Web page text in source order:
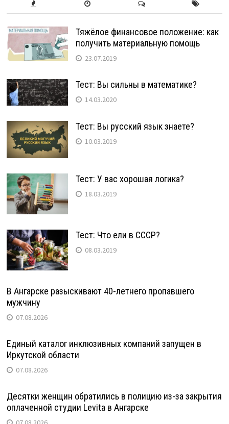
Тяжёлое финансовое положение: как
получить материальную помощь
23.07.2019
Тест: Вы сильны в математике?
14.03.2020
Тест: Вы русский язык знаете?
10.03.2019
Тест: У вас хорошая логика?
18.03.2019
Тест: Что ели в СССР?
08.03.2019
В Ангарске разыскивают 40-летнего пропавшего
мужчину
07.08.2026
Единый каталог инклюзивных компаний запущен в
Иркутской области
07.08.2026
Десятки женщин обратились в полицию из-за закрытия
оплаченной студии Levita в Ангарске